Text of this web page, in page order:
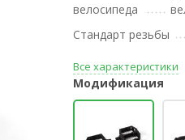
велосипеда
Стандарт резьбы
Все характеристики
Модификация